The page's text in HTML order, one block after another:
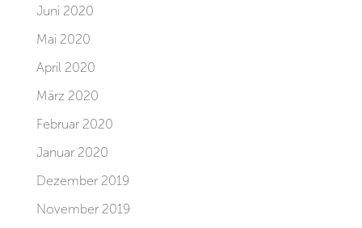
Juni 2020
Mai 2020
April 2020
März 2020
Februar 2020
Januar 2020
Dezember 2019
November 2019